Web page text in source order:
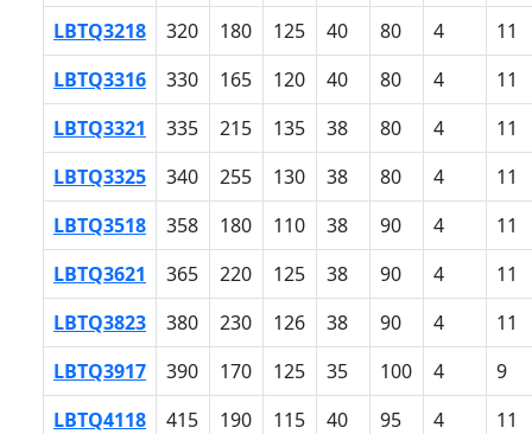
LBTQ3218
320 180 125 40 80 4
11
LBTQ3316
330 165 120 40 80 4
11
LBTQ3321
335 215 135 38 80 4
11
LBTQ3325
340 255 130 38 80 4
11
LBTQ3518
358 180 110 38 90 4
11
LBTQ3621
365 220 125 38 90 4
11
LBTQ3823
380 230 126 38 90 4
11
LBTQ3917
390 170 125 35 100 4
9
LBTQ4118
415 190 115 40 95 4
11